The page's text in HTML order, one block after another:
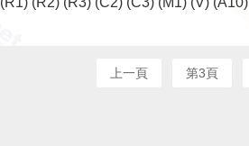
上一頁 第3頁